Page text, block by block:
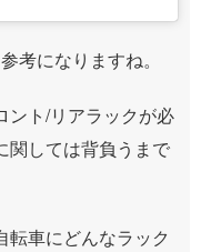
考になりますね。
ント/リアラックが必
関しては背負うまで
車にどんなラック